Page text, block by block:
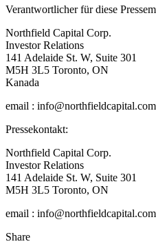
Verantwortlicher für diese
Northfield Capital Corp.
Investor Relations
141 Adelaide St. W, Suite 301
M5H 3L5 Toronto, ON
Kanada
email : info@northfieldcapital.com
Pressekontakt:
Northfield Capital Corp.
Investor Relations
141 Adelaide St. W, Suite 301
M5H 3L5 Toronto, ON
email : info@northfieldcapital.com
Share